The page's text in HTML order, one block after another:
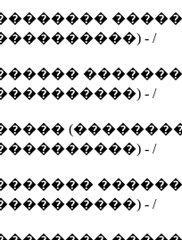
- /
- /
- /
- /